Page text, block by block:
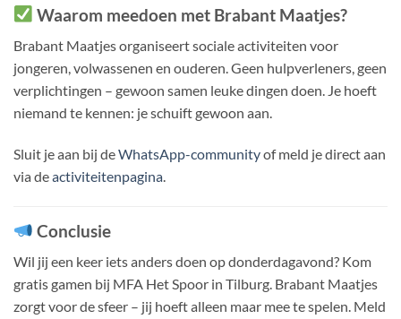
Waarom meedoen met Brabant Maatjes?
Brabant Maatjes organiseert sociale activiteiten voor
jongeren, volwassenen en ouderen. Geen hulpverleners, geen
verplichtingen – gewoon samen leuke dingen doen. Je hoeft
niemand te kennen: je schuift gewoon aan.
Sluit je aan bij deWhatsApp-communityof meld je direct aan
via deactiviteitenpagina.
Conclusie
Wil jij een keer iets anders doen op donderdagavond? Kom
gratis gamen bij MFA Het Spoor in Tilburg. Brabant Maatjes
zorgt voor de sfeer – jij hoeft alleen maar mee te spelen. Meld